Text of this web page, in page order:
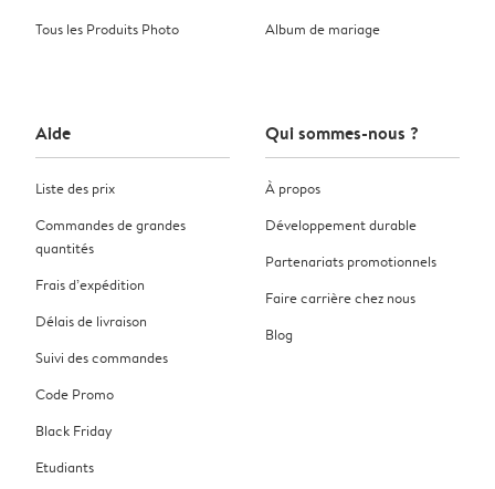
Tous les Produits Photo
Album de mariage
Aide
Liste des prix
Commandes de grandes
quantités
Frais d’expédition
Délais de livraison
Suivi des commandes
Code Promo
Black Friday
Etudiants
Qui sommes-nous ?
À propos
Développement durable
Partenariats promotionnels
Faire carrière chez nous
Blog